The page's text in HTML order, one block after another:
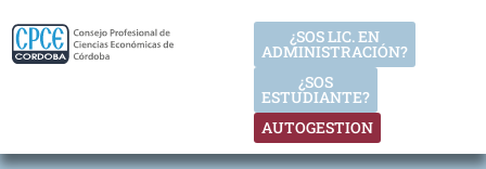
AUTOGESTION
¿SOS
ESTUDIANTE?
¿SOS LIC. EN
ADMINISTRACIÓN?